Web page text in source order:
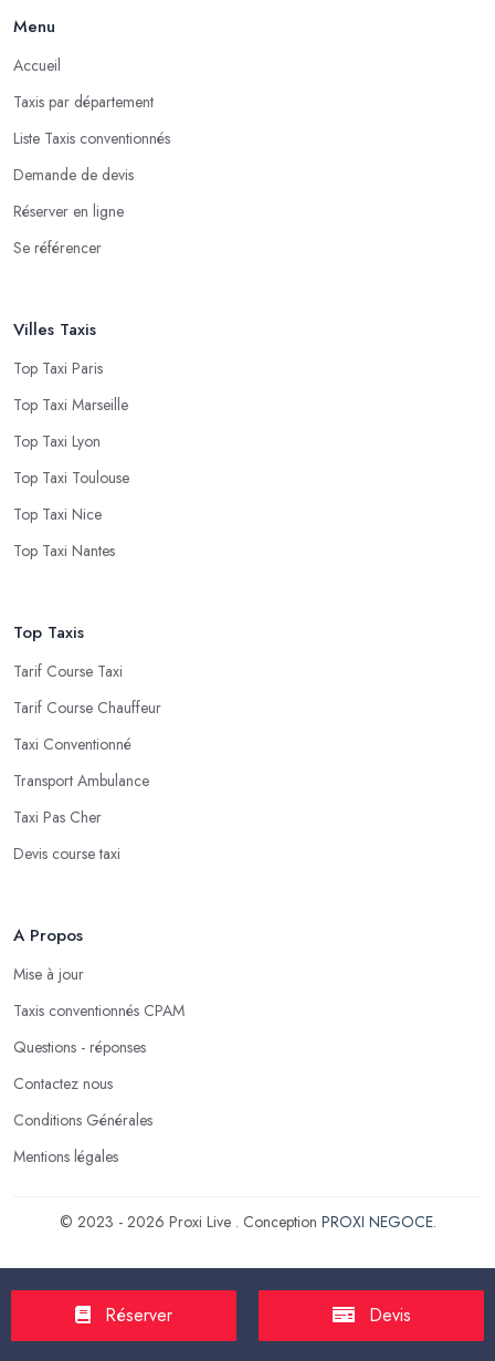
Menu
Accueil
Taxis par département
Liste Taxis conventionnés
Demande de devis
Réserver en ligne
Se référencer
Villes Taxis
Top Taxi Paris
Top Taxi Marseille
Top Taxi Lyon
Top Taxi Toulouse
Top Taxi Nice
Top Taxi Nantes
Top Taxis
Tarif Course Taxi
Tarif Course Chauffeur
Taxi Conventionné
Transport Ambulance
Taxi Pas Cher
Devis course taxi
A Propos
Mise à jour
Taxis conventionnés CPAM
Questions - réponses
Contactez nous
Conditions Générales
Mentions légales
© 2023 - 2026 Proxi Live . Conception PROXI NEGOCE.
Réserver Devis